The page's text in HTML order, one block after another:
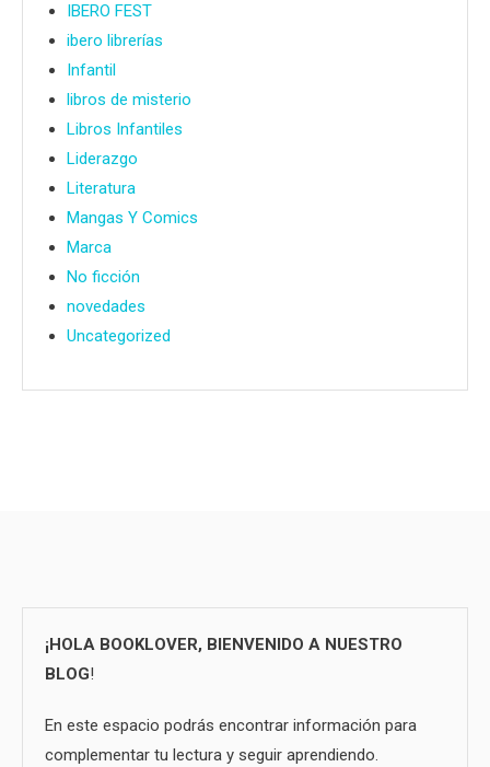
IBERO FEST
ibero librerías
Infantil
libros de misterio
Libros Infantiles
Liderazgo
Literatura
Mangas Y Comics
Marca
No ficción
novedades
Uncategorized
¡HOLA BOOKLOVER, BIENVENIDO A NUESTRO
BLOG!
En este espacio podrás encontrar información para
complementar tu lectura y seguir aprendiendo.